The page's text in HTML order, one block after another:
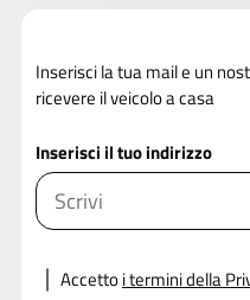
Inserisci la tua mail e un
ricevere il veicolo a casa
Inserisci il tuo indirizzo
Accettoi termini della